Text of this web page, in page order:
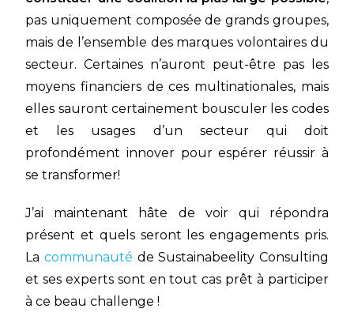
pas uniquement composée de grands groupes,
mais de l’ensemble des marques volontaires du
secteur. Certaines n’auront peut-être pas les
moyens financiers de ces multinationales, mais
elles sauront certainement bousculer les codes
et les usages d’un secteur qui doit
profondément innover pour espérer réussir à
se transformer!
J’ai maintenant hâte de voir qui répondra
présent et quels seront les engagements pris.
La communauté de Sustainabeelity Consulting
et ses experts sont en tout cas prêt à participer
à ce beau challenge !